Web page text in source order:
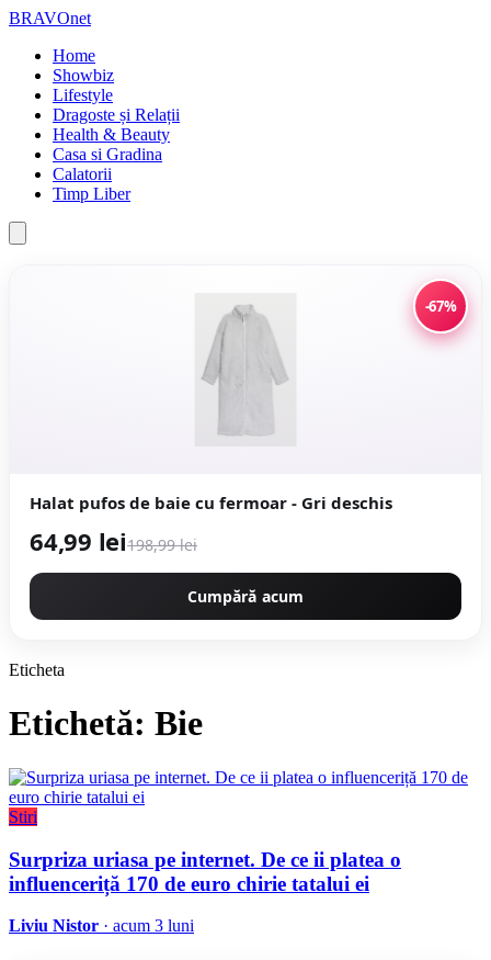
BRAVOnet
Home
Showbiz
Lifestyle
Dragoste și Relații
Health & Beauty
Casa si Gradina
Calatorii
Timp Liber
-67%
Halat pufos de baie cu fermoar - Gri deschis
64,99 lei198,99 lei
Cumpără acum
Eticheta
Etichetă: Bie
Stiri
Surpriza uriasa pe internet. De ce ii platea o
influenceriță 170 de euro chirie tatalui ei
Liviu Nistor · acum 3 luni